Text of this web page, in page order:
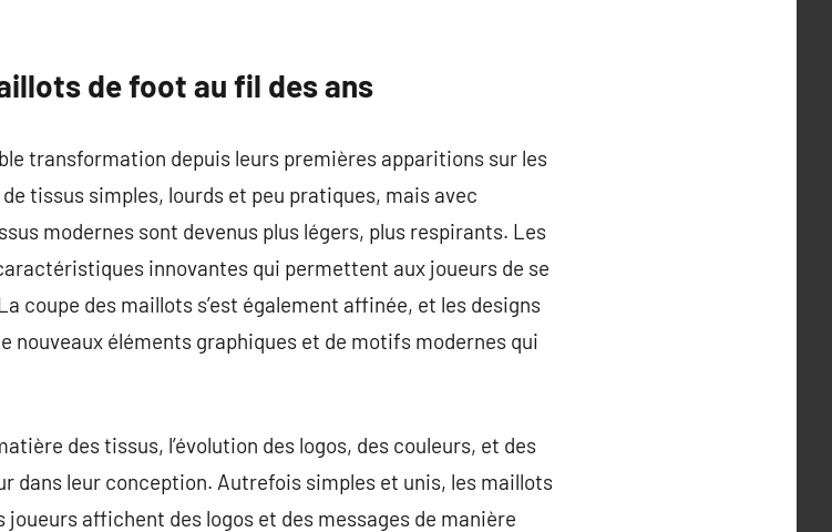
de foot au fil des ans
transformation depuis leurs premières apparitions sur les
tissus simples, lourds et peu pratiques, mais avec
modernes sont devenus plus légers, plus respirants. Les
innovantes qui permettent aux joueurs de se
coupe des maillots s’est également affinée, et les designs
nouveaux éléments graphiques et de motifs modernes qui
des tissus, l’évolution des logos, des couleurs, et des
dans leur conception. Autrefois simples et unis, les maillots
joueurs affichent des logos et des messages de manière